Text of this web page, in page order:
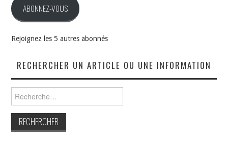
ABONNEZ-VOUS
Rejoignez les 5 autres abonnés
RECHERCHER UN ARTICLE OU UNE INFORMATION